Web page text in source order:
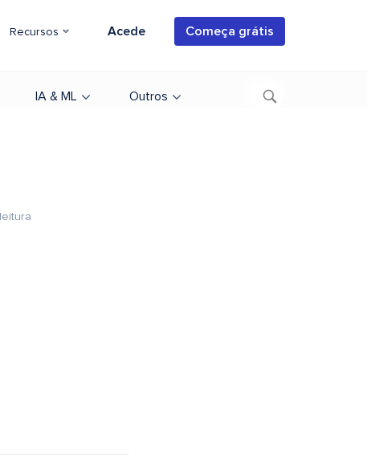
Recursos Acede Começa grátis
IA & ML Outros